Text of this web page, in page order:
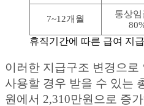
7~12개월
통상임
휴직기간에 따른 급여 지
이러한 지급구조 변경으로
사용할 경우 받을 수 있는
원에서 2,310만원으로 증